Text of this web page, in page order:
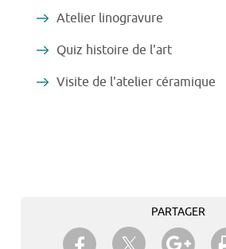
Atelier linogravure
Quiz histoire de l'art
Visite de l'atelier céramique
PARTAGER
Partager sur Facebook
Partager sur